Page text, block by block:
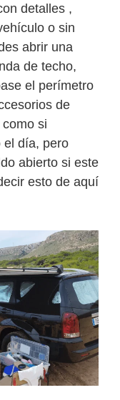
detalles ,
o sin
abrir una
de techo,
el perímetro
de
si
el día, pero
abierto si este
esto de aquí